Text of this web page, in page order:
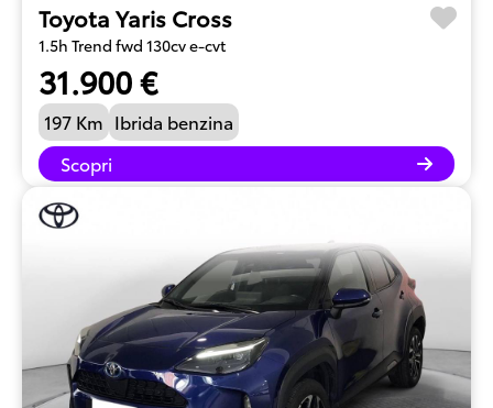
Toyota Yaris Cross
1.5h Trend fwd 130cv e-cvt
31.900 €
197 Km Ibrida benzina
Scopri